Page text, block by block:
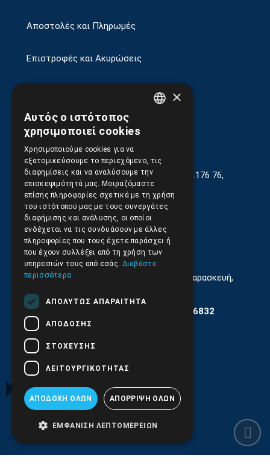
Αποστολές και Πληρωμές
Επιστροφές και Ακυρώσεις
Γεωργίου Κρέμου 13-17, Καλλιθέα, Τ.Κ.176 76,
Αθήνα, Ελλάδα
210.9566.401(11.30-17.00)
210.9566.402
Email:info@pds.com.gr
Εξυπηρέτηση Κοινού Δευτέρα έως Παρασκευή,
Αρ. ΓΕΜΗ 6204101000 | Αρ. ΕΜΠΑ 6832
×
Αυτός ο ιστότοπος
χρησιμοποιεί cookies
Χρησιμοποιούμε cookies για να
εξατομικεύσουμε το περιεχόμενο, τις
διαφημίσεις και να αναλύσουμε την
επισκεψιμότητά μας. Μοιραζόμαστε
επίσης πληροφορίες σχετικά με τη χρήση
του ιστότοπού μας με τους συνεργάτες
διαφήμισης και ανάλυσης, οι οποίοι
ενδέχεται να τις συνδυάσουν με άλλες
πληροφορίες που τους έχετε παράσχει ή
που έχουν συλλέξει από τη χρήση των
υπηρεσιών τους από εσάς. Διαβάστε
περισσότερα
ΑΠΟΛΎΤΩΣ ΑΠΑΡΑΊΤΗΤΑ
ΑΠΌΔΟΣΗΣ
ΣΤΌΧΕΥΣΗΣ
ΛΕΙΤΟΥΡΓΙΚΌΤΗΤΑΣ
ΑΠΟΔΟΧΉ ΌΛΩΝ ΑΠΌΡΡΙΨΗ ΌΛΩΝ
ΕΜΦΆΝΙΣΗ ΛΕΠΤΟΜΕΡΕΙΏΝ